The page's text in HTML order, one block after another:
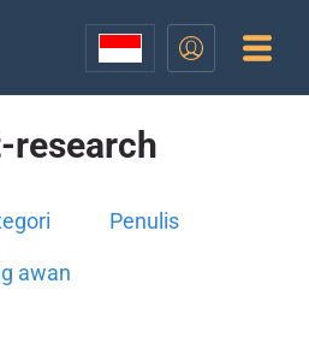
research
Penulis
awan